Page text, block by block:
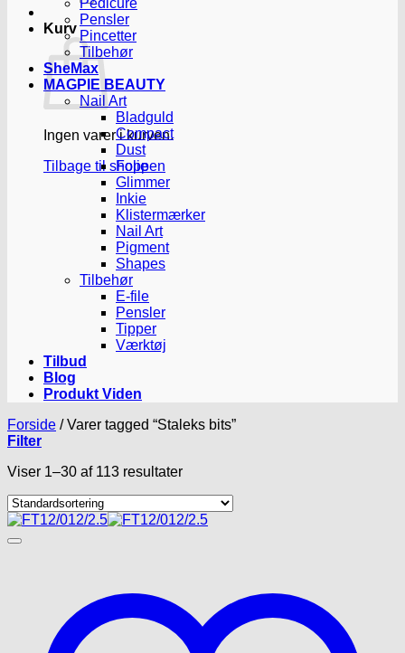
Kurv
Ingen varer i kurven.
Tilbage til shoppen
Pedicure
Pensler
Pincetter
Tilbehør
SheMax
MAGPIE BEAUTY
Nail Art
Bladguld
Compact
Dust
Folie
Glimmer
Inkie
Klistermærker
Nail Art
Pigment
Shapes
Tilbehør
E-file
Pensler
Tipper
Værktøj
Tilbud
Blog
Produkt Viden
Forside /Varer tagged “Staleks bits”
Filter
Viser 1–30 af 113 resultater